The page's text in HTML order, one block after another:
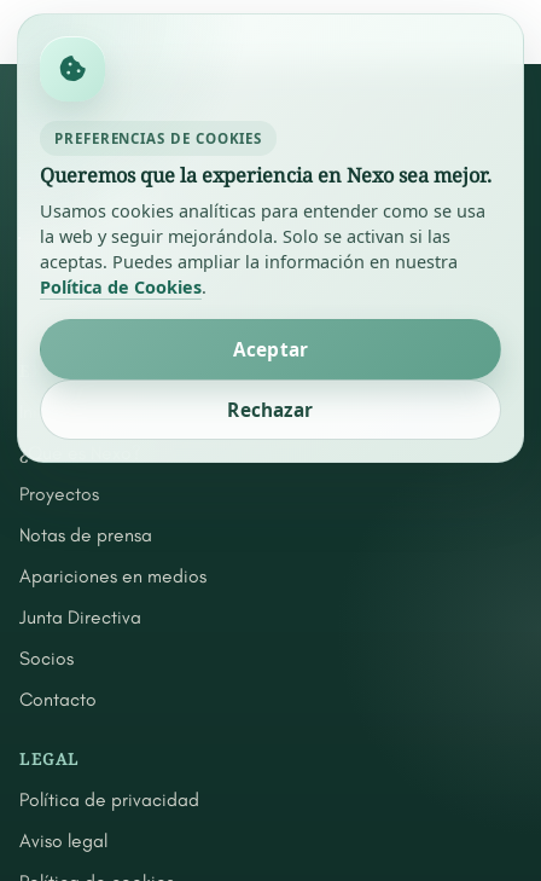
PREFERENCIAS DE COOKIES
Queremos que la experiencia en Nexo sea mejor.
Usamos cookies analíticas para entender como se usa
la web y seguir mejorándola. Solo se activan si las
aceptas. Puedes ampliar la información en nuestra
Política de Cookies.
Rechazar
Aceptar
EXPLORA
Inicio
¿Qué es Nexo?
Proyectos
Notas de prensa
Apariciones en medios
Junta Directiva
Socios
Contacto
LEGAL
Política de privacidad
Aviso legal